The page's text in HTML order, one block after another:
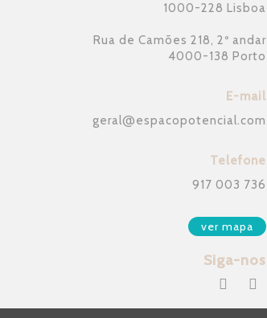
1000-228 Lisboa
Rua de Camões 218, 2º andar
4000-138 Porto
E-mail
geral@espacopotencial.com
Telefone
917 003 736
ver mapa
Siga-nos